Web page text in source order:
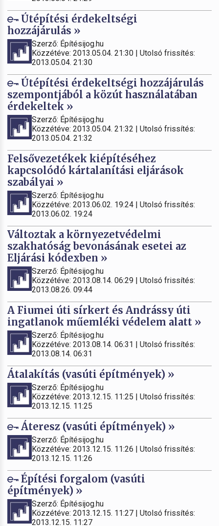
Útépítési érdekeltségi
hozzájárulás »
Szerző: Építésijog.hu
Közzétéve: 2013.05.04. 21:30 | Utolsó frissítés:
2013.05.04. 21:30
Útépítési érdekeltségi hozzájárulás
szempontjából a közút használatában
érdekeltek »
Szerző: Építésijog.hu
Közzétéve: 2013.05.04. 21:32 | Utolsó frissítés:
2013.05.04. 21:32
Felsővezetékek kiépítéséhez
kapcsolódó kártalanítási eljárások
szabályai »
Szerző: Építésijog.hu
Közzétéve: 2013.06.02. 19:24 | Utolsó frissítés:
2013.06.02. 19:24
Változtak a környezetvédelmi
szakhatóság bevonásának esetei az
Eljárási kódexben »
Szerző: Építésijog.hu
Közzétéve: 2013.08.14. 06:29 | Utolsó frissítés:
2013.08.26. 09:44
A Fiumei úti sírkert és Andrássy úti
ingatlanok műemléki védelem alatt »
Szerző: Építésijog.hu
Közzétéve: 2013.08.14. 06:31 | Utolsó frissítés:
2013.08.14. 06:31
Átalakítás (vasúti építmények) »
Szerző: Építésijog.hu
Közzétéve: 2013.12.15. 11:25 | Utolsó frissítés:
2013.12.15. 11:25
Áteresz (vasúti építmények) »
Szerző: Építésijog.hu
Közzétéve: 2013.12.15. 11:26 | Utolsó frissítés:
2013.12.15. 11:26
Építési forgalom (vasúti
építmények) »
Szerző: Építésijog.hu
Közzétéve: 2013.12.15. 11:27 | Utolsó frissítés:
2013.12.15. 11:27